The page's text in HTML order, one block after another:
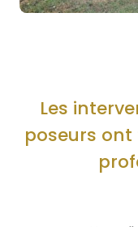
Les
poseurs ont